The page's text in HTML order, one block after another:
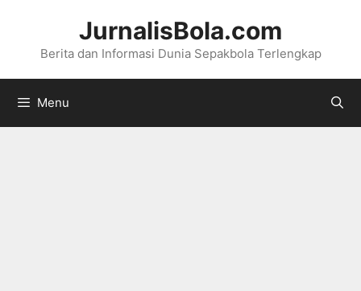
JurnalisBola.com
Berita dan Informasi Dunia Sepakbola Terlengkap
Menu